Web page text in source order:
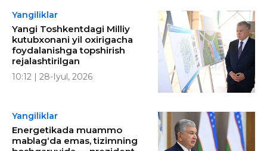
Yangiliklar
Yangi Toshkentdagi Milliy
kutubxonani yil oxirigacha
foydalanishga topshirish
rejalashtirilgan
10:12 | 28-Iyul, 2026
Yangiliklar
Energetikada muammo
mablag‘da emas, tizimning